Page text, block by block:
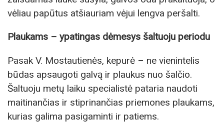
vėliau papūtus atšiauriam vėjui lengva peršalti.
Plaukams – ypatingas dėmesys šaltuoju periodu
Pasak V. Mostautienės, kepurė – ne vienintelis
būdas apsaugoti galvą ir plaukus nuo šalčio.
Šaltuoju metų laiku specialistė pataria naudoti
maitinančias ir stiprinančias priemones plaukams,
kurias galima pasigaminti ir patiems.